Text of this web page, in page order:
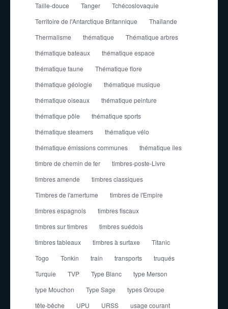
Taille-douce
Tanger
Tchécoslovaquie
Territoire de l'Antarctique Britannique
Thaïlande
Thermalisme
thématique
Thématique arbres
thématique bateaux
thématique espace
thématique faune
Thématique flore
thématique géologie
thématique musique
thématique oiseaux
thématique peinture
thématique pôle
thématique sports
thématique steamers
thématique vélo
thématique émissions communes
thématique îles
timbre de chemin de fer
timbres-poste-Livre
timbres amende
timbres classiques
Timbres de l'amertume
timbres de l'Empire
timbres espagnols
timbres fiscaux
timbres sur timbres
timbres suédois
timbres tableaux
timbres à surtaxe
Titanic
Togo
Tonkin train transports
truqués
Turquie
TVP Type Blanc
type Merson
type Mouchon
Type Sage
types Groupe
tête-bêche
UPU URSS
usage courant